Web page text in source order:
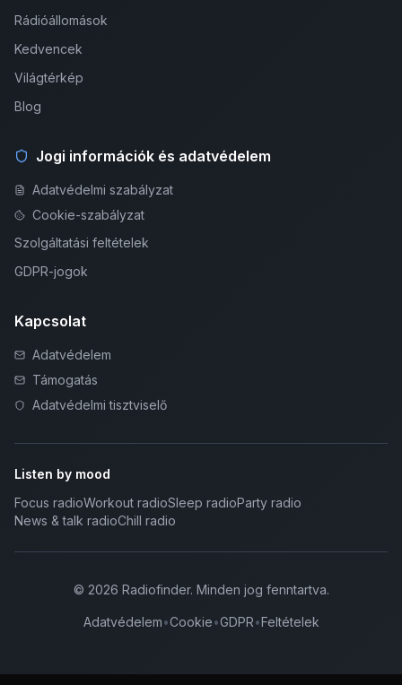
Rádióállomások
Kedvencek
Világtérkép
Blog
Jogi információk és adatvédelem
Adatvédelmi szabályzat
Cookie-szabályzat
Szolgáltatási feltételek
GDPR-jogok
Kapcsolat
Adatvédelem
Támogatás
Adatvédelmi tisztviselő
Listen by mood
Focus radioWorkout radioSleep radioParty radio
News & talk radioChill radio
© 2026 Radiofinder. Minden jog fenntartva.
Adatvédelem•Cookie•GDPR•Feltételek